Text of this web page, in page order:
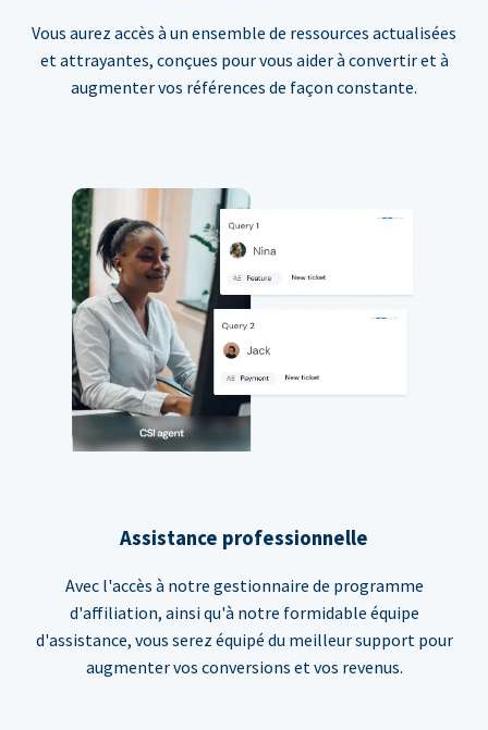
Vous aurez accès à un ensemble de ressources actualisées
et attrayantes, conçues pour vous aider à convertir et à
augmenter vos références de façon constante.
Assistance professionnelle
Avec l'accès à notre gestionnaire de programme
d'affiliation, ainsi qu'à notre formidable équipe
d'assistance, vous serez équipé du meilleur support pour
augmenter vos conversions et vos revenus.